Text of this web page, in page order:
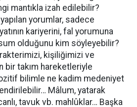
mantıkla izah edilebilir?
yorumlar, sadece
kariyerini, fal yorumuna
olduğunu kim söyleyebilir?
kişiliğimizi ve
bir takım hareketleriyle
bilimle ne kadim medeniyet
Mâlum, yatarak
tavuk vb. mahlûklar… Başka